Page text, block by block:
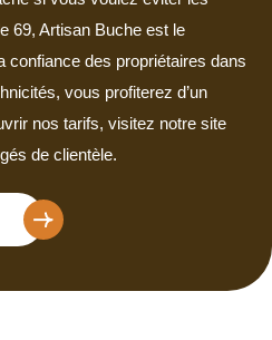
69, Artisan Buche est le
confiance des propriétaires dans
vous profiterez d’un
nos tarifs, visitez notre site
de clientèle.